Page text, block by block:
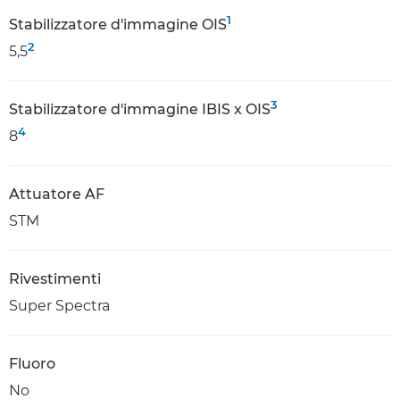
Stabilizzatore d'immagine OIS1
5,52
Stabilizzatore d'immagine IBIS x OIS3
84
Attuatore AF
STM
Rivestimenti
Super Spectra
Fluoro
No